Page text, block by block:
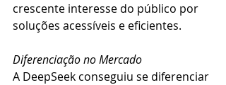
crescente interesse do público por
soluções acessíveis e eficientes.
Diferenciação no Mercado
A DeepSeek conseguiu se diferenciar